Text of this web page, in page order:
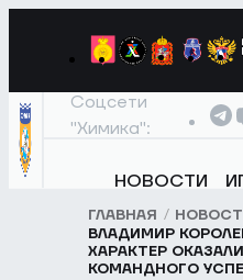
Соцсети
"Химика":
НОВОСТИ
ГЛАВНАЯ
ВЛАДИМИР
ХАРАКТЕР
КОМАНДНОГО